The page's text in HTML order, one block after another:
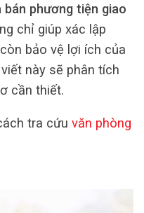
bán phương tiện giao
chỉ giúp xác lập
bảo vệ lợi ích của
này sẽ phân tích
cần thiết.
tra cứu văn phòng